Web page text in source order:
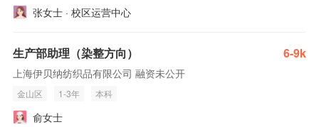
张女士 · 校区运营中心
生产部助理（染整方向） 6-9k
上海伊贝纳纺织品有限公司 融资未公开
金山区 1-3年 本科
俞女士